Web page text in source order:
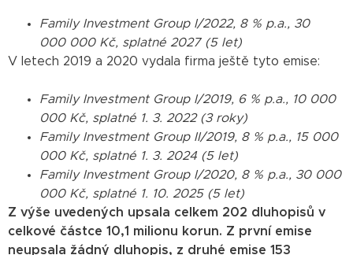
Family Investment Group I/2022, 8 % p.a., 30
000 000 Kč, splatné 2027 (5 let)
V letech 2019 a 2020 vydala firma ještě tyto emise:
Family Investment Group I/2019, 6 % p.a., 10 000
000 Kč, splatné 1. 3. 2022 (3 roky)
Family Investment Group II/2019, 8 % p.a., 15 000
000 Kč, splatné 1. 3. 2024 (5 let)
Family Investment Group I/2020, 8 % p.a., 30 000
000 Kč, splatné 1. 10. 2025 (5 let)
Z výše uvedených upsala celkem 202 dluhopisů v
celkové částce 10,1 milionu korun. Z první emise
neupsala žádný dluhopis, z druhé emise 153